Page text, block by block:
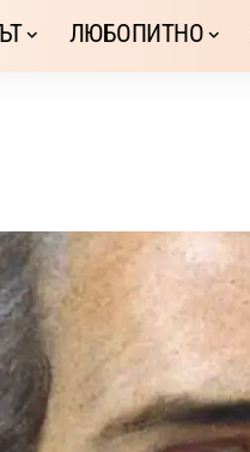
ЛЮБОПИТНО